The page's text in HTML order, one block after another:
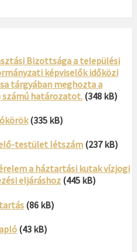
Bizottsága a települési
képviselők időközi
tárgyában meghozta a
számú határozatot. (348 kB)
(335 kB)
testület létszám (237 kB)
a háztartási kutak vízjogi
eljáráshoz (445 kB)
(86 kB)
(43 kB)